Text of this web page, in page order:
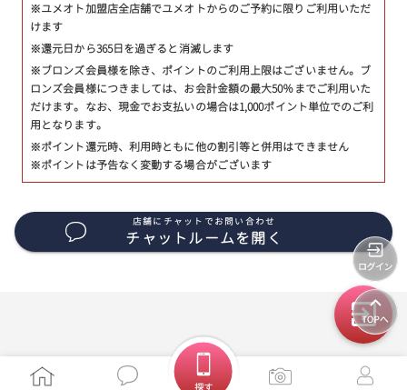
※ユメオト加盟店全店舗でユメオトからのご予約に限りご利用いただ
けます
※還元日から365日を過ぎると消滅します
※ブロンズ会員様を除き、ポイントのご利用上限はございません。ブ
ロンズ会員様につきましては、お会計金額の最大50％までご利用いた
だけます。なお、現金でお支払いの場合は1,000ポイント単位でのご利
用となります。
※ポイント還元時、利用時ともに他の割引等と併用はできません
※ポイントは予告なく変動する場合がございます
店舗にチャットでお問い合わせ
チャットルームを開く
探す